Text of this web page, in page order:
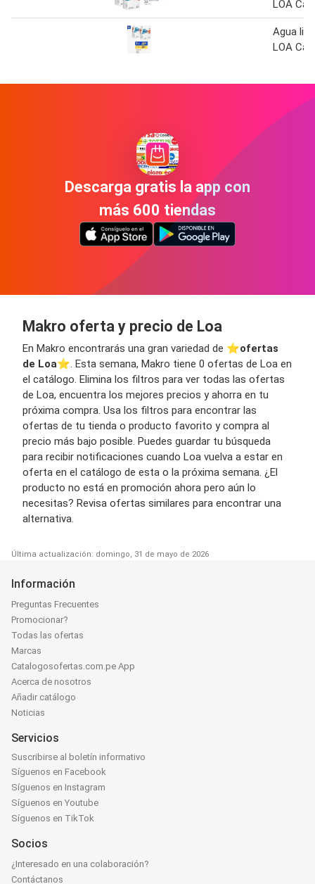
LOA
Agua
LOA
Descarga gratis la app con
más 600 tiendas
Makro oferta y precio de Loa
En Makro encontrarás una gran variedad de ⭐️ofertas
de Loa⭐️. Esta semana, Makro tiene 0 ofertas de Loa en
el catálogo. Elimina los filtros para ver todas las ofertas
de Loa, encuentra los mejores precios y ahorra en tu
próxima compra. Usa los filtros para encontrar las
ofertas de tu tienda o producto favorito y compra al
precio más bajo posible. Puedes guardar tu búsqueda
para recibir notificaciones cuando Loa vuelva a estar en
oferta en el catálogo de esta o la próxima semana. ¿El
producto no está en promoción ahora pero aún lo
necesitas? Revisa ofertas similares para encontrar una
alternativa.
Última actualización: domingo, 31 de mayo de 2026
Información
Preguntas Frecuentes
Promocionar?
Todas las ofertas
Marcas
Catalogosofertas.com.pe App
Acerca de nosotros
Añadir catálogo
Noticias
Servicios
Suscribirse al boletín informativo
Síguenos en Facebook
Síguenos en Instagram
Síguenos en Youtube
Síguenos en TikTok
Socios
¿Interesado en una colaboración?
Contáctanos